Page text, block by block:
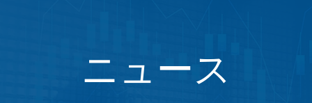
ニュース